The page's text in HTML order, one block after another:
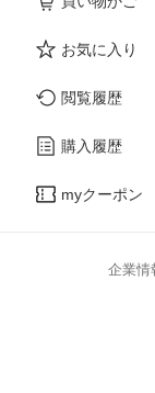
お気に入り
閲覧履歴
購入履歴
myクーポン
企業情